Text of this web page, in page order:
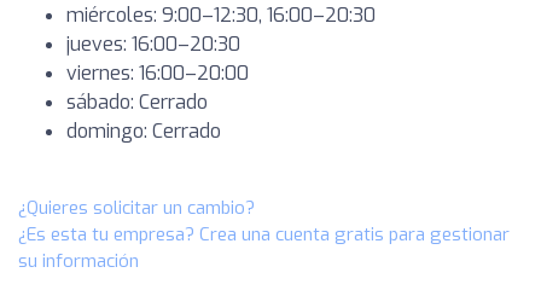
miércoles: 9:00–12:30, 16:00–20:30
jueves: 16:00–20:30
viernes: 16:00–20:00
sábado: Cerrado
domingo: Cerrado
¿Quieres solicitar un cambio?
¿Es esta tu empresa? Crea una cuenta gratis para gestionar
su información